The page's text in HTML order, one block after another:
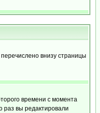
внизу страницы
времени с момента
раз вы редактировали